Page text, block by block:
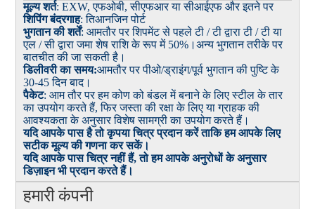
मूल्य शर्त: EXW, एफओबी, सीएफआर या सीआईएफ और इतने पर
शिपिंग बंदरगाह: तिआनजिन पोर्ट
भुगतान की शर्तें: आमतौर पर शिपमेंट से पहले टी / टी द्वारा टी / टी या
एल / सी द्वारा जमा शेष राशि के रूप में 50%।अन्य भुगतान तरीके पर
बातचीत की जा सकती है।
डिलीवरी का समय:आमतौर पर पीओ/ड्राइंग/पूर्व भुगतान की पुष्टि के
30-45 दिन बाद।
पैकेट: आम तौर पर हम कोण को बंडल में बनाने के लिए स्टील के तार
का उपयोग करते हैं, फिर जस्ता की रक्षा के लिए या ग्राहक की
आवश्यकता के अनुसार विशेष सामग्री का उपयोग करते हैं।
यदि आपके पास है तो कृपया चित्र प्रदान करें ताकि हम आपके लिए
सटीक मूल्य की गणना कर सकें।
यदि आपके पास चित्र नहीं हैं, तो हम आपके अनुरोधों के अनुसार
डिज़ाइन भी प्रदान करते हैं।
हमारी कंपनी